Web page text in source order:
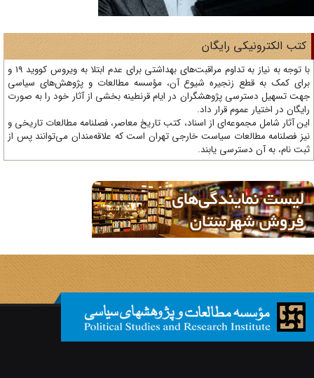
الکترونیکی رایگان
با توجه به نیاز به تداوم مراقبت‌های بهداشتی برای عدم ابتلا به ویروس کووید 19 و
کمک به قطع زنجیره شیوع آن، مؤسسه مطالعات و پژوهش‌های سیاسی
تسهیل دسترسی پژوهشگران در ایام قرنطینه بخشی از آثار خود را به صورت
در اختیار عموم قرار داد.
آثار شامل مجموعه‌ای از اسناد، کتب تاریخ معاصر، فصلنامه‌ مطالعات تاریخی و
فصلنامه مطالعات سیاست خارجی تهران است که علاقه‌مندان می‌توانند پس از
نام، به آن دسترسی یابند.